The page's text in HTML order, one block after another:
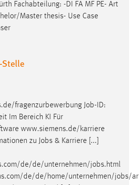
Fachabteilung: -DI FA MF PE- Art
Master thesis- Use Case
Stelle
fragenzurbewerbung Job-ID:
Im Bereich KI Für
www.siemens.de/karriere
zu Jobs & Karriere [...]
de/de/unternehmen/jobs.html
de/de/home/unternehmen/jobs/
Werbung anzuzeigen.